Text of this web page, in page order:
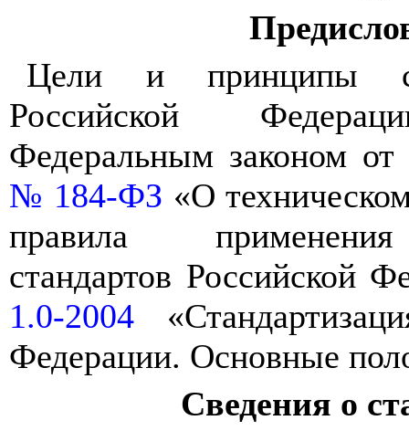
Цели
и принципы
Российской
Федеральным законом от
№ 184-ФЗ «О
правила
применения
стандартов Российской
1.0-2004
Федерации. Основные
Сведения о